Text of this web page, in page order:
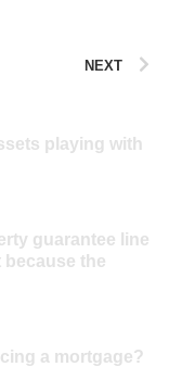
NEXT
playing with
guarantee line
the
a mortgage?